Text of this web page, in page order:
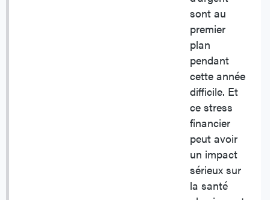
sont au
premier
plan
pendant
cette année
difficile. Et
ce stress
financier
peut avoir
un impact
sérieux sur
la santé